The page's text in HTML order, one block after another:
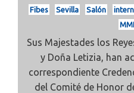
Fibes Sevilla Salón
Sus Majestades los
y Doña Letizia, han
correspondiente
del Comité de Honor